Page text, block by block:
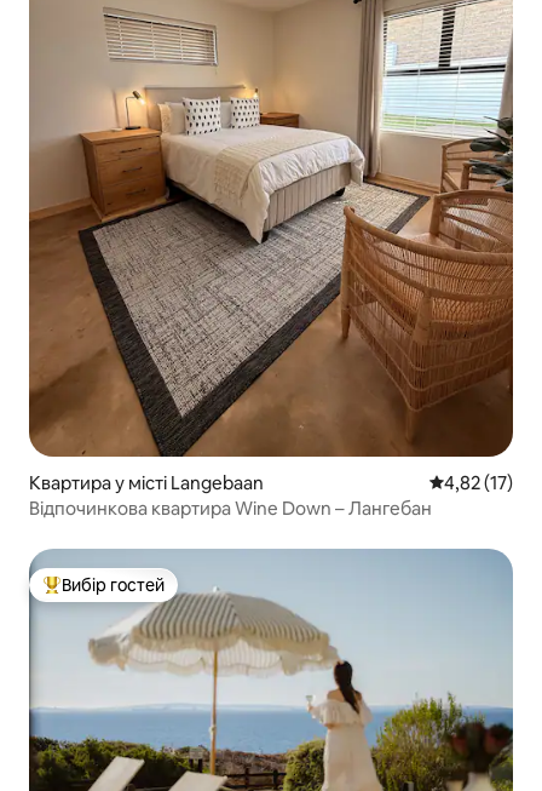
Квартира у місті Langebaan Середня
4,82 (17)
Відпочинкова квартира Wine Down – Лангебан
Топ вибір гостей
Вибір гостей